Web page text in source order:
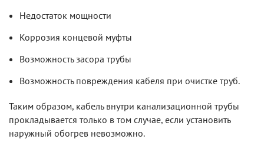
Недостаток мощности
Коррозия концевой муфты
Возможность засора трубы
Возможность повреждения кабеля при очистке труб.
Таким образом, кабель внутри канализационной трубы
прокладывается только в том случае, если установить
наружный обогрев невозможно.